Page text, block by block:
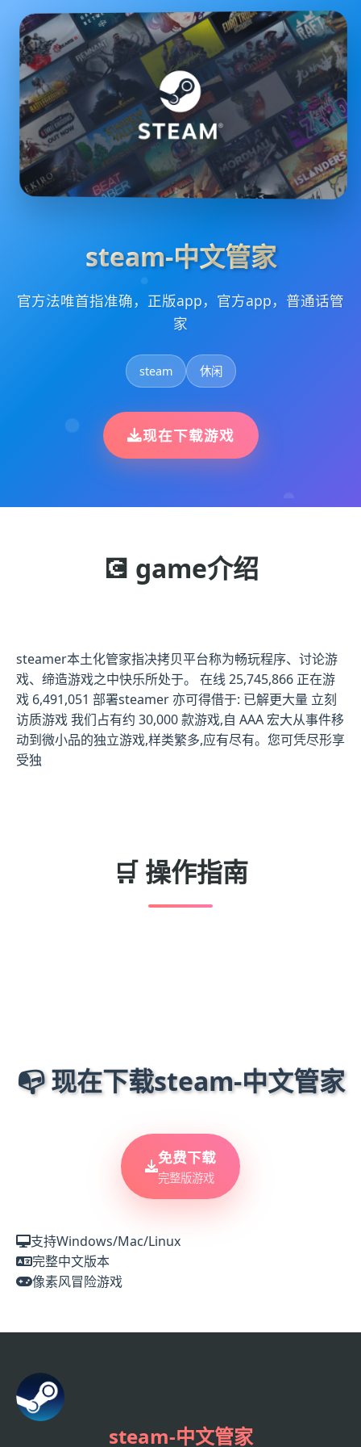
steam-中文管家
官方法唯首指准确，正版app，官方app，普通话管
家
steam 休闲
现在下载游戏
💽 game介绍
steamer本土化管家指决拷贝平台称为畅玩程序、讨论游
戏、缔造游戏之中快乐所处于。 在线 25,745,866 正在游
戏 6,491,051 部署steamer 亦可得借于: 已解更大量 立刻
访质游戏 我们占有约 30,000 款游戏,自 AAA 宏大从事件移
动到微小品的独立游戏,样类繁多,应有尽有。您可凭尽形享
受独
🛒 操作指南
📭 现在下载steam-中文管家
免费下载
完整版游戏
支持Windows/Mac/Linux
完整中文版本
像素风冒险游戏
steam-中文管家